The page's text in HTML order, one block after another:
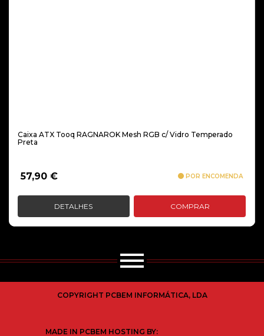
Caixa ATX Tooq RAGNAROK Mesh RGB c/ Vidro Temperado
Preta
57,90 € POR ENCOMENDA
DETALHES COMPRAR
COPYRIGHT PCBEM INFORMÁTICA, LDA
MADE IN PCBEM HOSTING BY: